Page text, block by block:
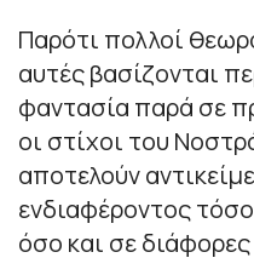
Παρότι πολλοί
αυτές βασίζονται
φαντασία παρά σε
οι στίχοι του
αποτελούν
ενδιαφέροντος
όσο και σε